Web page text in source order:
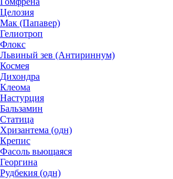
Целозия
Мак (Папавер)
Гелиотроп
Флокс
Львиный зев (Антириннум)
Космея
Дихондра
Клеома
Настурция
Бальзамин
Статица
Хризантема (одн)
Крепис
Фасоль вьющаяся
Георгина
Рудбекия (одн)